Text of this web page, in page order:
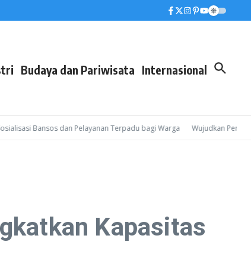
Budaya dan Pariwisata Internasional
Bansos dan Pelayanan Terpadu bagi Warga Wujudkan Pembinaan
Kapasitas